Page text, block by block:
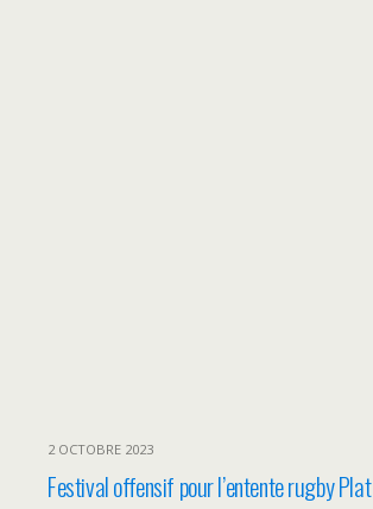
2 OCTOBRE 2023
Festival offensif pour l’entente rugby Plat